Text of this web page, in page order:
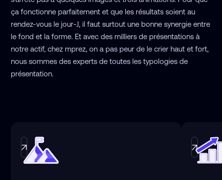
ça fonctionne parfaitement et que les résultats soient au
rendez-vous le jour-J, il faut surtout une bonne synergie entre
le fond et la forme. Et avec des milliers de présentations à
notre actif, chez mprez, on a pas peur de le crier haut et fort,
nous sommes des experts de toutes les typologies de
présentation.